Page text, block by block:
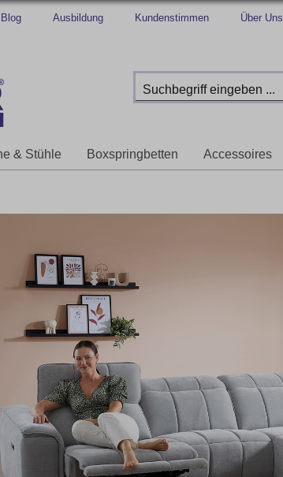
Blog Ausbildung Kundenstimmen Über Uns
& Stühle Boxspringbetten Accessoires